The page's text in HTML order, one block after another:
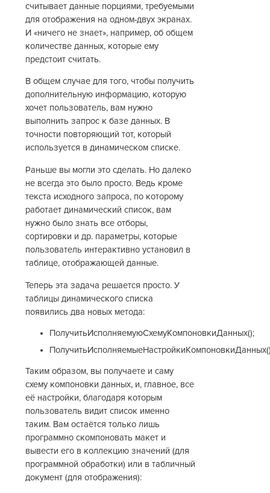
считывает данные порциями, требуемыми
для отображения на одном-двух экранах.
И «ничего не знает», например, об общем
количестве данных, которые ему
предстоит считать.
В общем случае для того, чтобы получить
дополнительную информацию, которую
хочет пользователь, вам нужно
выполнить запрос к базе данных. В
точности повторяющий тот, который
используется в динамическом списке.
Раньше вы могли это сделать. Но далеко
не всегда это было просто. Ведь кроме
текста исходного запроса, по которому
работает динамический список, вам
нужно было знать все отборы,
сортировки и др. параметры, которые
пользователь интерактивно установил в
таблице, отображающей данные.
Теперь эта задача решается просто. У
таблицы динамического списка
появились два новых метода:
ПолучитьИсполняемуюСхемуКомпоновкиДанных();
Таким образом, вы получаете и саму
схему компоновки данных, и, главное, все
её настройки, благодаря которым
пользователь видит список именно
таким. Вам остаётся только лишь
программно скомпоновать макет и
вывести его в коллекцию значений (для
программной обработки) или в табличный
документ (для отображения):